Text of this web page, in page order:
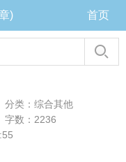
) 首页
分类：综合其他
字数：2236